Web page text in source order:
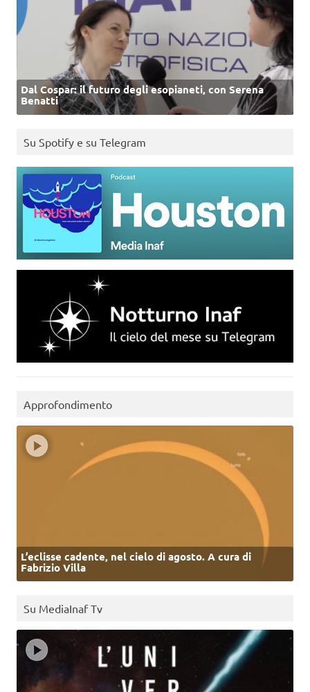
Dal Cospar: il futuro degli esopianeti, con Serena
Benatti
Su Spotify e su Telegram
Approfondimento
L’eclisse cadente, nel cielo di agosto. A cura di
Fabrizio Villa
Su MediaInaf Tv